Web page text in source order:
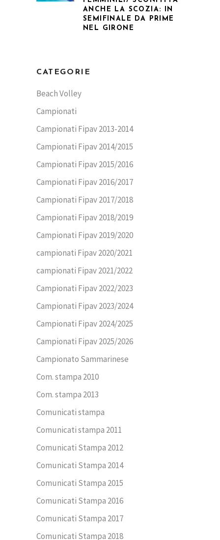
ANCHE LA SCOZIA: IN
SEMIFINALE DA PRIME
NEL GIRONE
CATEGORIE
Beach Volley
Campionati
Campionati Fipav 2013-2014
Campionati Fipav 2014/2015
Campionati Fipav 2015/2016
Campionati Fipav 2016/2017
Campionati Fipav 2017/2018
Campionati Fipav 2018/2019
Campionati Fipav 2019/2020
campionati Fipav 2020/2021
campionati Fipav 2021/2022
Campionati Fipav 2022/2023
Campionati Fipav 2023/2024
Campionati Fipav 2024/2025
Campionati Fipav 2025/2026
Campionato Sammarinese
Com. stampa 2010
Com. stampa 2013
Comunicati stampa
Comunicati stampa 2011
Comunicati Stampa 2012
Comunicati Stampa 2014
Comunicati Stampa 2015
Comunicati Stampa 2016
Comunicati Stampa 2017
Comunicati Stampa 2018